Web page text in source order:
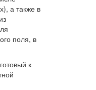
а также в
поля, в
к